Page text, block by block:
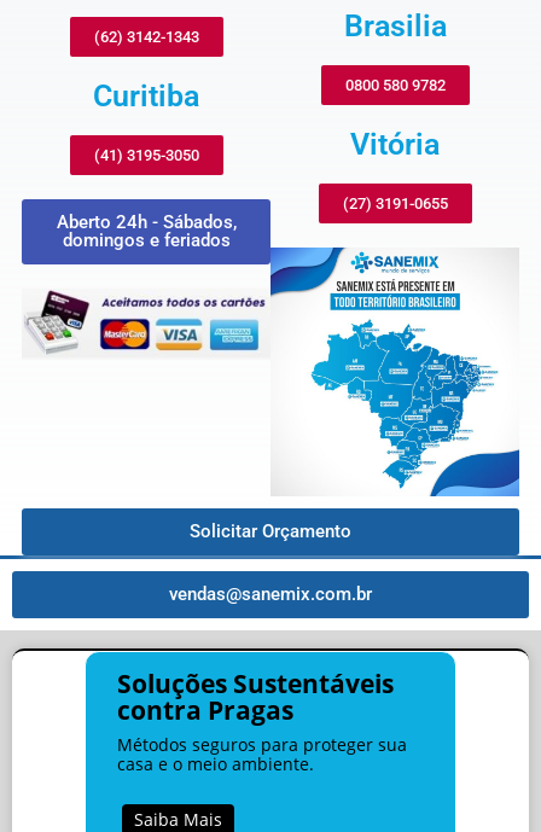
(62) 3142-1343
Curitiba
(41) 3195-3050
Aberto 24h - Sábados,
domingos e feriados
Brasilia
0800 580 9782
Vitória
(27) 3191-0655
Solicitar Orçamento
vendas@sanemix.com.br
Soluções Sustentáveis
contra Pragas
Métodos seguros para proteger sua
casa e o meio ambiente.
Saiba Mais